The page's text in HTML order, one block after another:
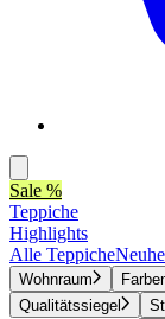
Sale %
Teppiche
Highlights
Alle Teppiche
Wohnraum
Qualitätssiegel